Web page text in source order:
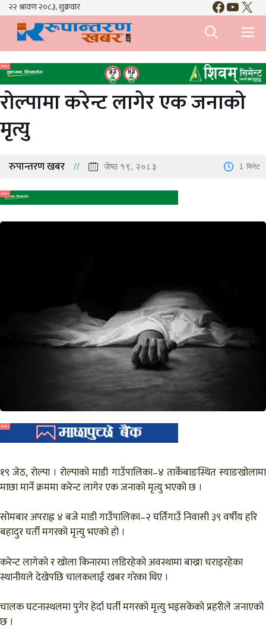
Skip
content
X
विज्ञापन
रोल्पामा करेन्ट लागेर एक जनाको
मृत्यु
रुपान्तरण खबर जेष्ठ १९, २०८३ 1 मिनेट
विज्ञापन
विज्ञापन
१९ जेठ, रोल्पा । रोल्पाको माडी गाउँपालिका–४ तार्केबाङस्थित स्याङखोलामा
माछा मार्ने क्रममा करेन्ट लागेर एक जनाको मृत्यु भएको छ ।
सोमबार अपराह्न ४ बजे माडी गाउँपालिका–२ घर्तिगाउँ निवासी ३९ वर्षीय हरि
बहादुर घर्ती मगरको मृत्यु भएको हो ।
करेन्ट लागेको र खोला किनारमा लडिरहेको अवस्थामा बाख्रा चराइरहेका
स्थानीयले देखेपछि चालकलाई खबर गरेका थिए ।
चालक घटनास्थलमा पुगेर हेर्दा घर्ती मगरको मृत्यु भइसकेको प्रहरीले जनाएको
छ ।